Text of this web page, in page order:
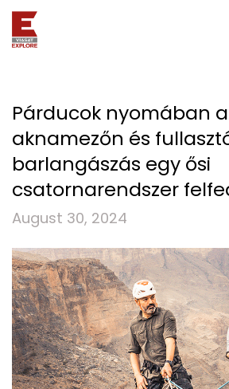
Párducok nyomában
aknamezőn és
barlangászás egy ősi
csatornarendszer
August 30, 2024